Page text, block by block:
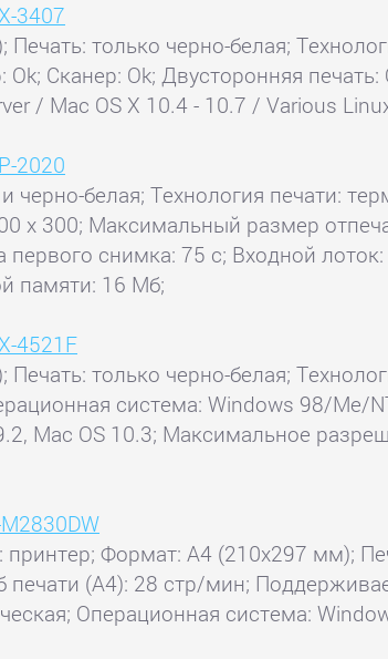
3407
только черно-белая;
Сканер: Ok; Двусторонняя
/ Mac OS X 10.4 - 10.7 / Various
2020
черно-белая; Технология печати:
x 300; Максимальный размер
снимка: 75 с; Входной
памяти: 16 Мб;
4521F
только черно-белая;
система: Windows 98/
Mac OS 10.3; Максимальное
Формат: A4 (210x297 мм);
печати (А4): 28 стр/мин;
Операционная система: